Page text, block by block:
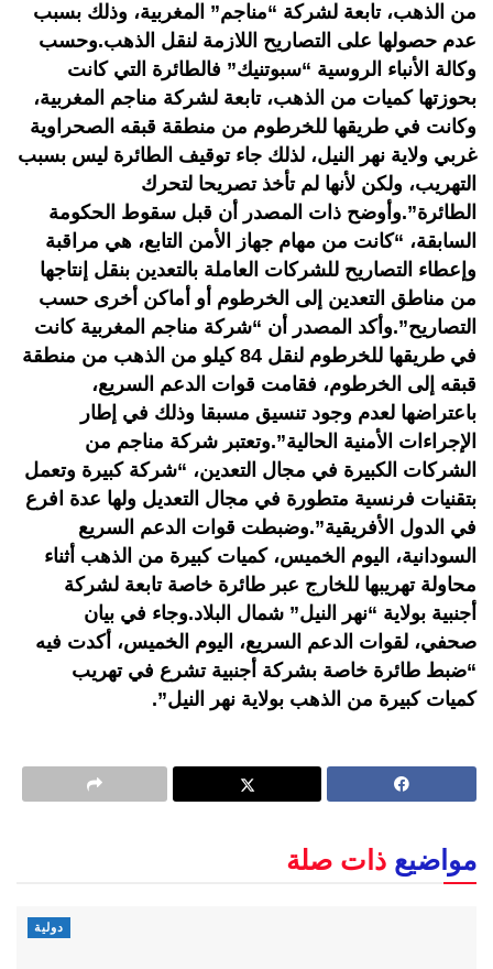
من الذهب، تابعة لشركة “مناجم” المغربية، وذلك بسبب
عدم حصولها على التصاريح اللازمة لنقل الذهب.وحسب
وكالة الأنباء الروسية “سبوتنيك” فالطائرة التي كانت
بحوزتها كميات من الذهب، تابعة لشركة مناجم المغربية،
وكانت في طريقها للخرطوم من منطقة قبقه الصحراوية
غربي ولاية نهر النيل، لذلك جاء توقيف الطائرة ليس بسبب
التهريب، ولكن لأنها لم تأخذ تصريحا لتحرك
الطائرة”.وأوضح ذات المصدر أن قبل سقوط الحكومة
السابقة، “كانت من مهام جهاز الأمن التابع، هي مراقبة
وإعطاء التصاريح للشركات العاملة بالتعدين بنقل إنتاجها
من مناطق التعدين إلى الخرطوم أو أماكن أخرى حسب
التصاريح”.وأكد المصدر أن “شركة مناجم المغربية كانت
في طريقها للخرطوم لنقل 84 كيلو من الذهب من منطقة
قبقه إلى الخرطوم، فقامت قوات الدعم السريع،
باعتراضها لعدم وجود تنسيق مسبقا وذلك في إطار
الإجراءات الأمنية الحالية”.وتعتبر شركة مناجم من
الشركات الكبيرة في مجال التعدين، “شركة كبيرة وتعمل
بتقنيات فرنسية متطورة في مجال التعديل ولها عدة افرع
في الدول الأفريقية”.وضبطت قوات الدعم السريع
السودانية، اليوم الخميس، كميات كبيرة من الذهب أثناء
محاولة تهريبها للخارج عبر طائرة خاصة تابعة لشركة
أجنبية بولاية “نهر النيل” شمال البلاد.وجاء في بيان
صحفي، لقوات الدعم السريع، اليوم الخميس، أكدت فيه
“ضبط طائرة خاصة بشركة أجنبية تشرع في تهريب
كميات كبيرة من الذهب بولاية نهر النيل”.
مواضيع ذات صلة
دولية